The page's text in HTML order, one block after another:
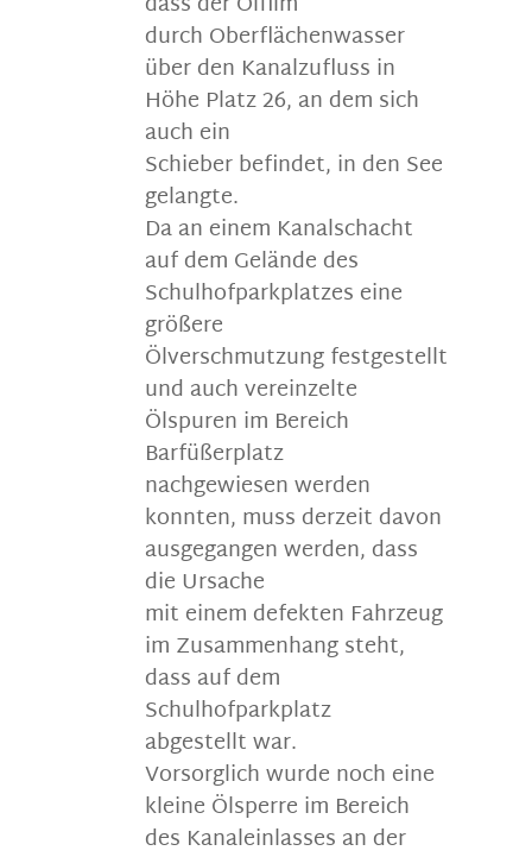
durch Oberflächenwasser
über den Kanalzufluss in
Höhe Platz 26, an dem sich
auch ein
Schieber befindet, in den See
gelangte.
Da an einem Kanalschacht
auf dem Gelände des
Schulhofparkplatzes eine
größere
Ölverschmutzung festgestellt
und auch vereinzelte
Ölspuren im Bereich
Barfüßerplatz
nachgewiesen werden
konnten, muss derzeit davon
ausgegangen werden, dass
die Ursache
mit einem defekten Fahrzeug
im Zusammenhang steht,
dass auf dem
Schulhofparkplatz
abgestellt war.
Vorsorglich wurde noch eine
kleine Ölsperre im Bereich
des Kanaleinlasses an der